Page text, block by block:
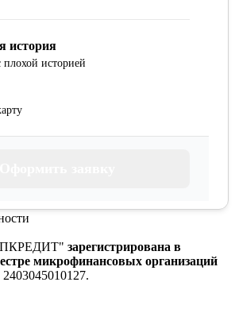
история
историей
зарегистрирована в
микрофинансовых организаций